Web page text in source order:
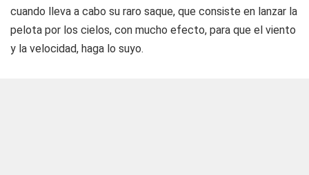
cuando lleva a cabo su raro saque, que consiste en lanzar la
pelota por los cielos, con mucho efecto, para que el viento
y la velocidad, haga lo suyo.